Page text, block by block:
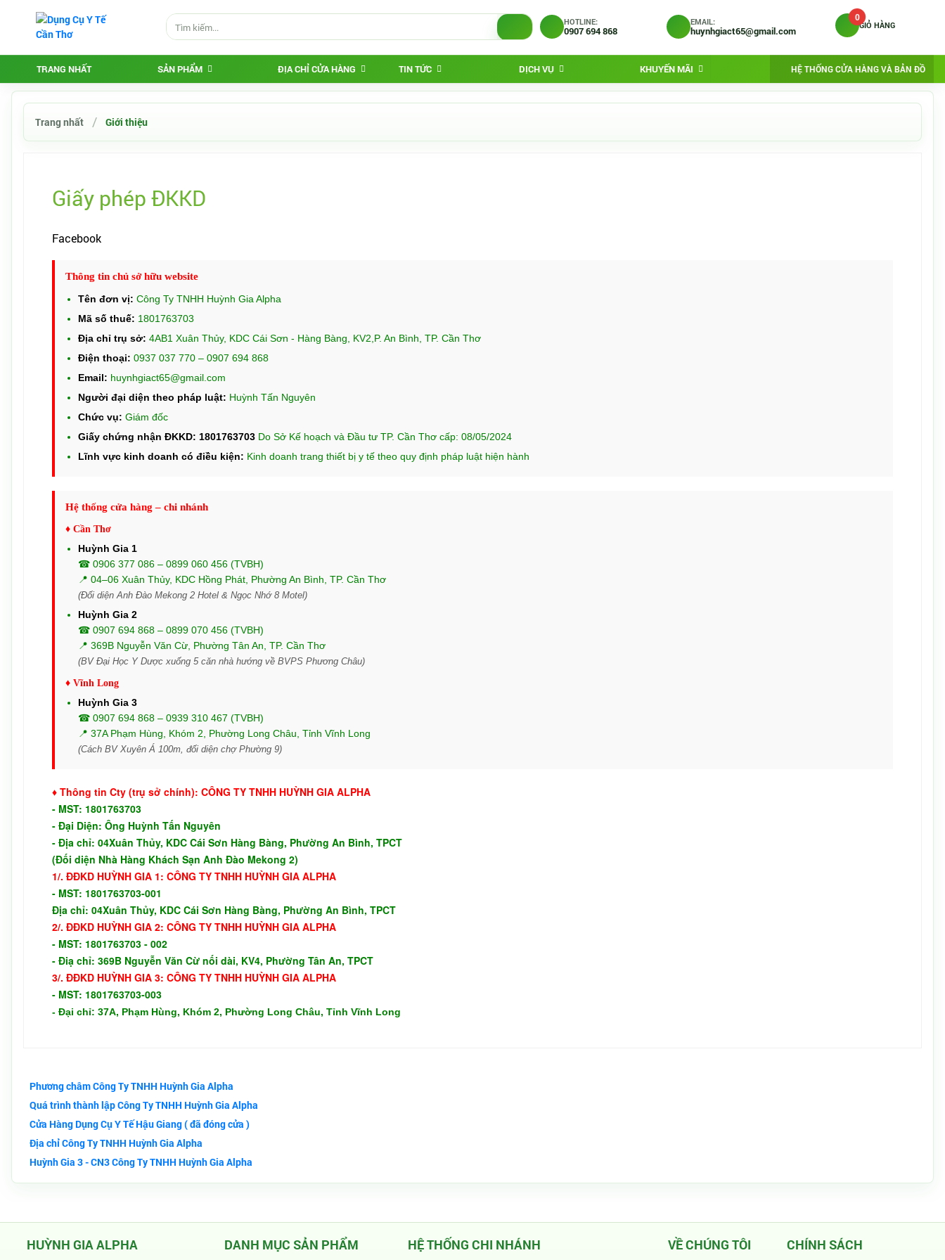
HOTLINE:
0907 694 868
EMAIL:
huynhgiact65@gmail.com
0
GIỎ HÀNG
TRANG NHẤT SẢN PHẨM ĐỊA CHỈ CỬA HÀNG TIN TỨC DỊCH VỤ KHUYẾN MÃI HỆ THỐNG CỬA HÀNG VÀ BẢN ĐỒ
Trang nhất Giới thiệu
Giấy phép ĐKKD
Facebook
Thông tin chủ sở hữu website
Tên đơn vị: Công Ty TNHH Huỳnh Gia Alpha
Mã số thuế: 1801763703
Địa chỉ trụ sở: 4AB1 Xuân Thủy, KDC Cái Sơn - Hàng Bàng, KV2,P. An Bình, TP. Cần Thơ
Điện thoại: 0937 037 770 – 0907 694 868
Email: huynhgiact65@gmail.com
Người đại diện theo pháp luật: Huỳnh Tấn Nguyên
Chức vụ: Giám đốc
Giấy chứng nhận ĐKKD: 1801763703 Do Sở Kế hoạch và Đầu tư TP. Cần Thơ cấp: 08/05/2024
Lĩnh vực kinh doanh có điều kiện: Kinh doanh trang thiết bị y tế theo quy định pháp luật hiện hành
Hệ thống cửa hàng – chi nhánh
♦ Cần Thơ
Huỳnh Gia 1
☎ 0906 377 086 – 0899 060 456 (TVBH)
📍 04–06 Xuân Thủy, KDC Hồng Phát, Phường An Bình, TP. Cần Thơ
(Đối diện Anh Đào Mekong 2 Hotel & Ngọc Nhớ 8 Motel)
Huỳnh Gia 2
☎ 0907 694 868 – 0899 070 456 (TVBH)
📍 369B Nguyễn Văn Cừ, Phường Tân An, TP. Cần Thơ
(BV Đại Học Y Dược xuống 5 căn nhà hướng về BVPS Phương Châu)
♦ Vĩnh Long
Huỳnh Gia 3
☎ 0907 694 868 – 0939 310 467 (TVBH)
📍 37A Phạm Hùng, Khóm 2, Phường Long Châu, Tỉnh Vĩnh Long
(Cách BV Xuyên Á 100m, đối diện chợ Phường 9)
♦ Thông tin Cty (trụ sở chính): CÔNG TY TNHH HUỲNH GIA ALPHA
- MST: 1801763703
- Đại Diện: Ông Huỳnh Tấn Nguyên
- Địa chỉ: 04Xuân Thủy, KDC Cái Sơn Hàng Bàng, Phường An Bình, TPCT
(Đối diện Nhà Hàng Khách Sạn Anh Đào Mekong 2)
1/. ĐĐKD HUỲNH GIA 1: CÔNG TY TNHH HUỲNH GIA ALPHA
- MST: 1801763703-001
Địa chỉ: 04Xuân Thủy, KDC Cái Sơn Hàng Bàng, Phường An Bình, TPCT
2/. ĐĐKD HUỲNH GIA 2: CÔNG TY TNHH HUỲNH GIA ALPHA
- MST: 1801763703 - 002
- Điạ chỉ: 369B Nguyễn Văn Cừ nối dài, KV4, Phường Tân An, TPCT
3/. ĐĐKD HUỲNH GIA 3: CÔNG TY TNHH HUỲNH GIA ALPHA
- MST: 1801763703-003
- Đại chỉ: 37A, Phạm Hùng, Khóm 2, Phường Long Châu, Tỉnh Vĩnh Long
Phương châm Công Ty TNHH Huỳnh Gia Alpha
Quá trình thành lập Công Ty TNHH Huỳnh Gia Alpha
Cửa Hàng Dụng Cụ Y Tế Hậu Giang ( đã đóng cửa )
Địa chỉ Công Ty TNHH Huỳnh Gia Alpha
Huỳnh Gia 3 - CN3 Công Ty TNHH Huỳnh Gia Alpha
HUỲNH GIA ALPHA DANH MỤC SẢN PHẨM HỆ THỐNG CHI NHÁNH VỀ CHÚNG TÔI CHÍNH SÁCH